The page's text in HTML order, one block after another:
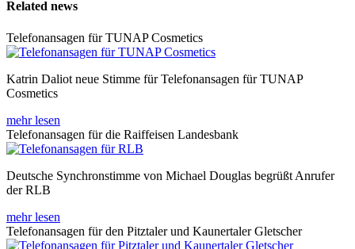
Related news
Telefonansagen für TUNAP Cosmetics
Katrin Daliot neue Stimme für Telefonansagen für TUNAP
Cosmetics
mehr lesen
Telefonansagen für die Raiffeisen Landesbank
Deutsche Synchronstimme von Michael Douglas begrüßt Anrufer
der RLB
mehr lesen
Telefonansagen für den Pitztaler und Kaunertaler Gletscher